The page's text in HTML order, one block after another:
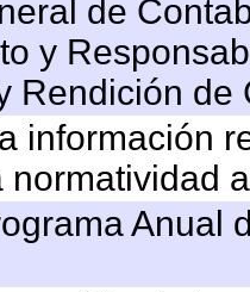
de
y
Rendición
información
normatividad
Anual